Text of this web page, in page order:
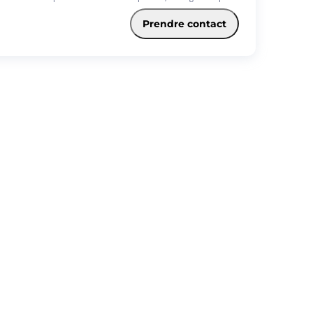
avec cuisine ouverte aménagée et équipée, deux chambres
une en mezzanine), ainsi qu'une salle d'eau avec WC. Vous
également d'une place de parking privative et d'une cave.
A COMPTER DU 23/07/2026 Pour toute demande, merci
Prendre contact